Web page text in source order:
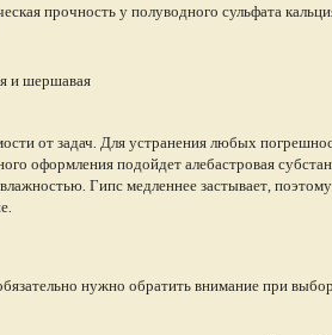
прочность у полуводного сульфата
и шершавая
от задач. Для устранения любых
оформления подойдет алебастровая
Гипс медленнее застывает,
нужно обратить внимание при